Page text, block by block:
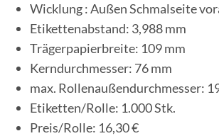
Wicklung : Außen Schmalseite
Etikettenabstand: 3,988 mm
Trägerpapierbreite: 109 mm
Kerndurchmesser: 76 mm
max. Rollenaußendurchmesser:
Etiketten/Rolle: 1.000 Stk.
Preis/Rolle: 16,30 €